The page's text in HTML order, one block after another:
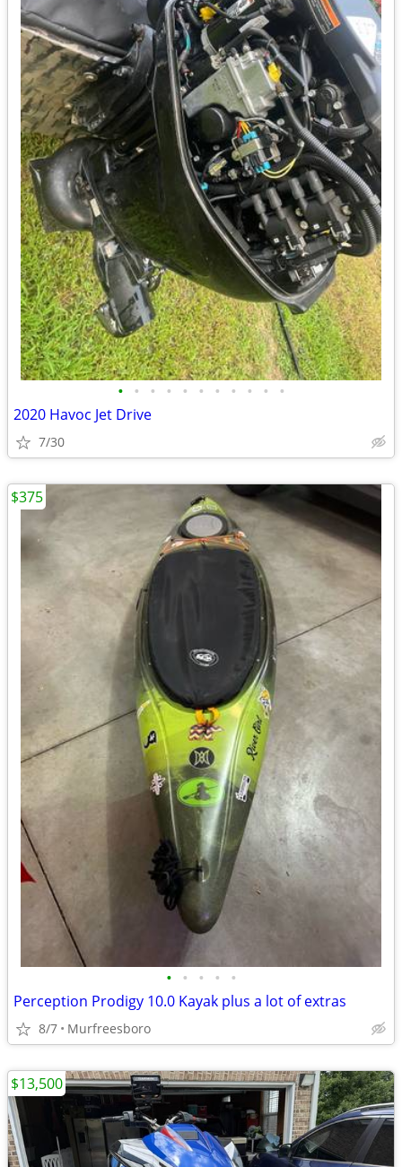
• • • • • • • • • • •
2020 Havoc Jet Drive
7/30
• • • • •
Perception Prodigy 10.0 Kayak plus a lot of extras
8/7 Murfreesboro
$375
$13,500